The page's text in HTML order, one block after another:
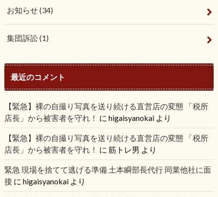
お知らせ(34)
集団訴訟(1)
最近のコメント
【緊急】裸の自撮り写真を送り続ける直営店の変態 「税所
店長」から被害者を守れ！ に higaisyanokaiより
【緊急】裸の自撮り写真を送り続ける直営店の変態 「税所
店長」から被害者を守れ！ に 筋トレ男 より
緊急 現場を捨てて逃げる準備 土本瞬部長代行 同業他社に面
接に higaisyanokaiより